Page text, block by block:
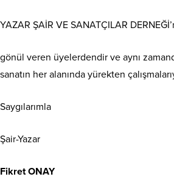
YAZAR ŞAİR VE SANATÇILAR
gönül veren üyelerdendir ve aynı
sanatın her alanında yürekten
Saygılarımla
Şair-Yazar
Fikret ONAY